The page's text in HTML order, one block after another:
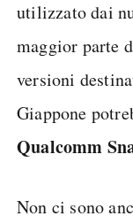
utilizzato dai
maggior parte
versioni
Giappone
Qualcomm
Non ci sono